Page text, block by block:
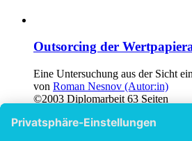
Outsorcing der
Eine Untersuchung aus der Sicht
von Roman Nesnov (Autor:in)
©2003 Diplomarbeit 63 Seiten
Hilfe/FAQ